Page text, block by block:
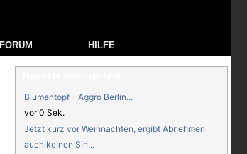
FORUM HILFE
Blumentopf - Aggro Berlin...
vor 0 Sek.
Jetzt kurz vor Weihnachten, ergibt Abnehmen
auch keinen Sin...